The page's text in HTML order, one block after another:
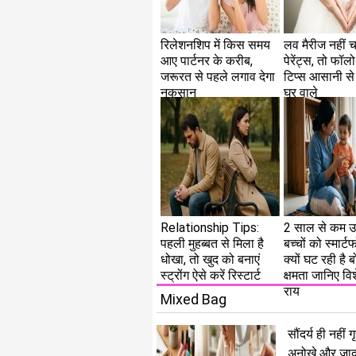
रिलेशनशिप में किस समय
आए पार्टनर के करीब,
जरूरत से पहले लगाव देगा
नुकसान
लव मैरीज नहीं
पेरेंट्स, तो
टिप्स आसानी से
घर वाले
Relationship Tips:
पहली मुहब्बत से मिला है
धोखा, तो खुद को बनाएं
स्ट्रोंग ऐसे करें रिस्टार्ट
2 साल से कम
बच्चों को
क्यों घट रही है
क्षमता जानिए
राय
Mixed Bag
सौंदर्य ही